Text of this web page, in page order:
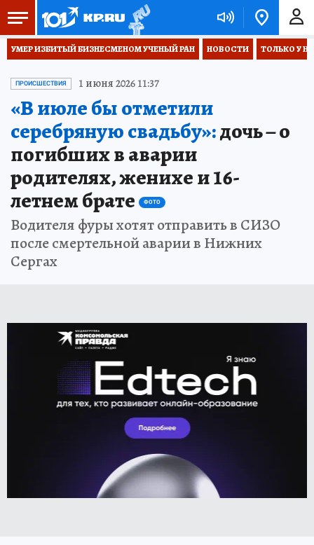
УМЕР ИЗБИТЫЙ БИЗНЕСМЕНОМ УЧЕНЫЙ РАН НОВОСТИ ТОЛЬКО У
ПРОИСШЕСТВИЯ 1 июня 2026 11:37
«В июле бы отметили
серебряную свадьбу»:дочь – о
погибших в аварии
родителях, женихе и 16-
летнем брате
ФОТО
Водителя фуры хотят отправить в СИЗО
после смертельной аварии в Нижних
Сергах